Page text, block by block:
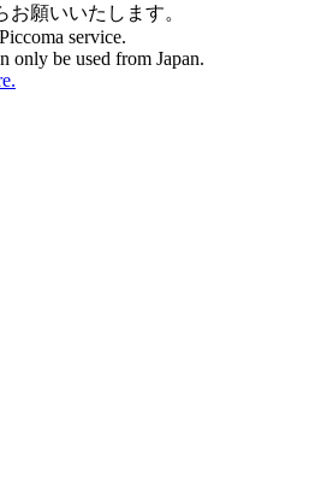
お願いいたします。
service.
only be used from Japan.